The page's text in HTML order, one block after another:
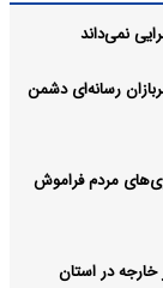
نمی‌داند
رسانه‌ای دشمن
مردم فراموش
در استان